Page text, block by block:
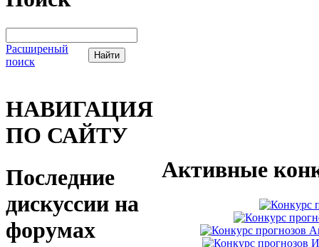
Расширеный
поиск
НАВИГАЦИЯ
ПО САЙТУ
Последние
дискуссии на
форумах
Активные